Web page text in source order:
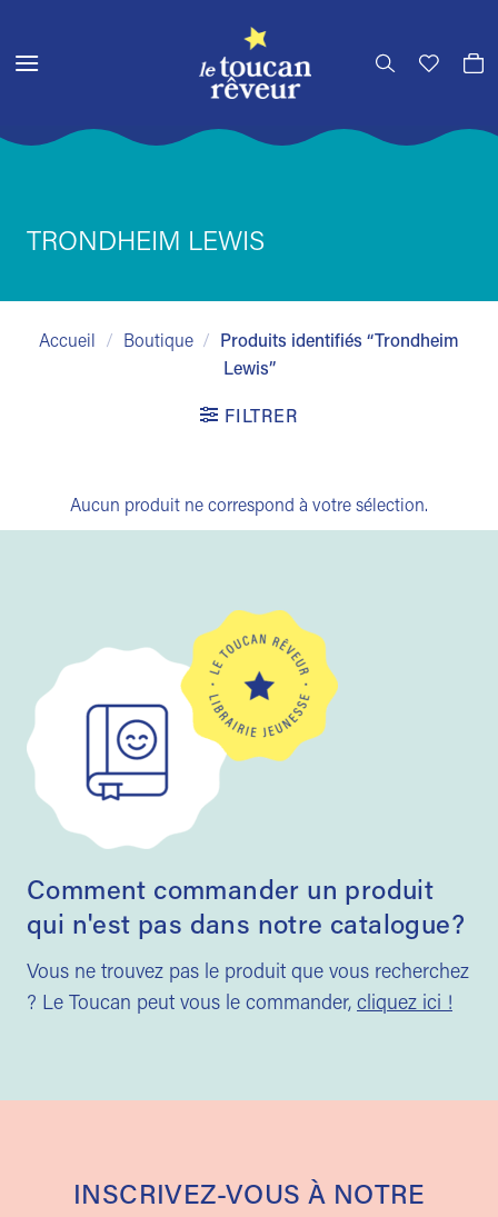
contenu
TRONDHEIM LEWIS
Accueil / Boutique /
Produits identifiés “Trondheim
Lewis”
FILTRER
Aucun produit ne correspond à votre sélection.
Comment commander un produit
qui n'est pas dans notre catalogue?
Vous ne trouvez pas le produit que vous recherchez
? Le Toucan peut vous le commander, cliquez ici !
INSCRIVEZ-VOUS À NOTRE